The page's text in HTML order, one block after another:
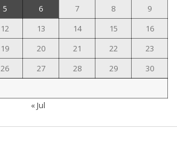
5 6 7 8
9
12 13 14 15
16
19 20 21 22
23
26 27 28 29
30
« Jul